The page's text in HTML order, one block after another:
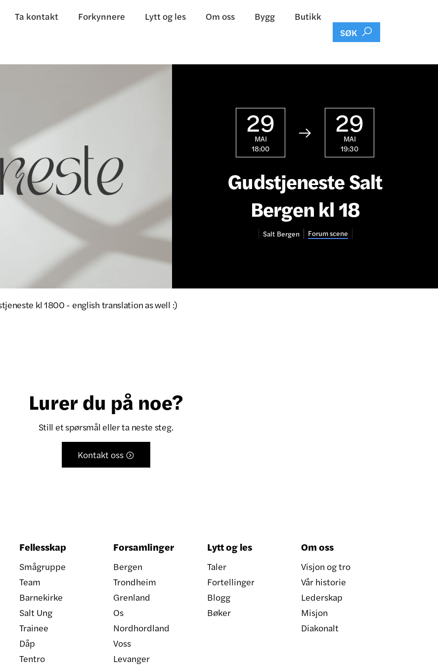
Ta kontakt Forkynnere Lytt og les Om oss Bygg Butikk
SØK 
29
MAI
18:00
 29
MAI
19:30
Gudstjeneste Salt
Bergen kl 18
Salt Bergen Forum scene
kl 1800 - english translation as well :)
Lurer du på noe?
Still et spørsmål eller ta neste steg.
Kontakt oss 
Fellesskap
Smågruppe
Team
Barnekirke
Salt Ung
Trainee
Dåp
Tentro
Forsamlinger
Bergen
Trondheim
Grenland
Os
Nordhordland
Voss
Levanger
Lytt og les
Taler
Fortellinger
Blogg
Bøker
Om oss
Visjon og tro
Vår historie
Lederskap
Misjon
Diakonalt